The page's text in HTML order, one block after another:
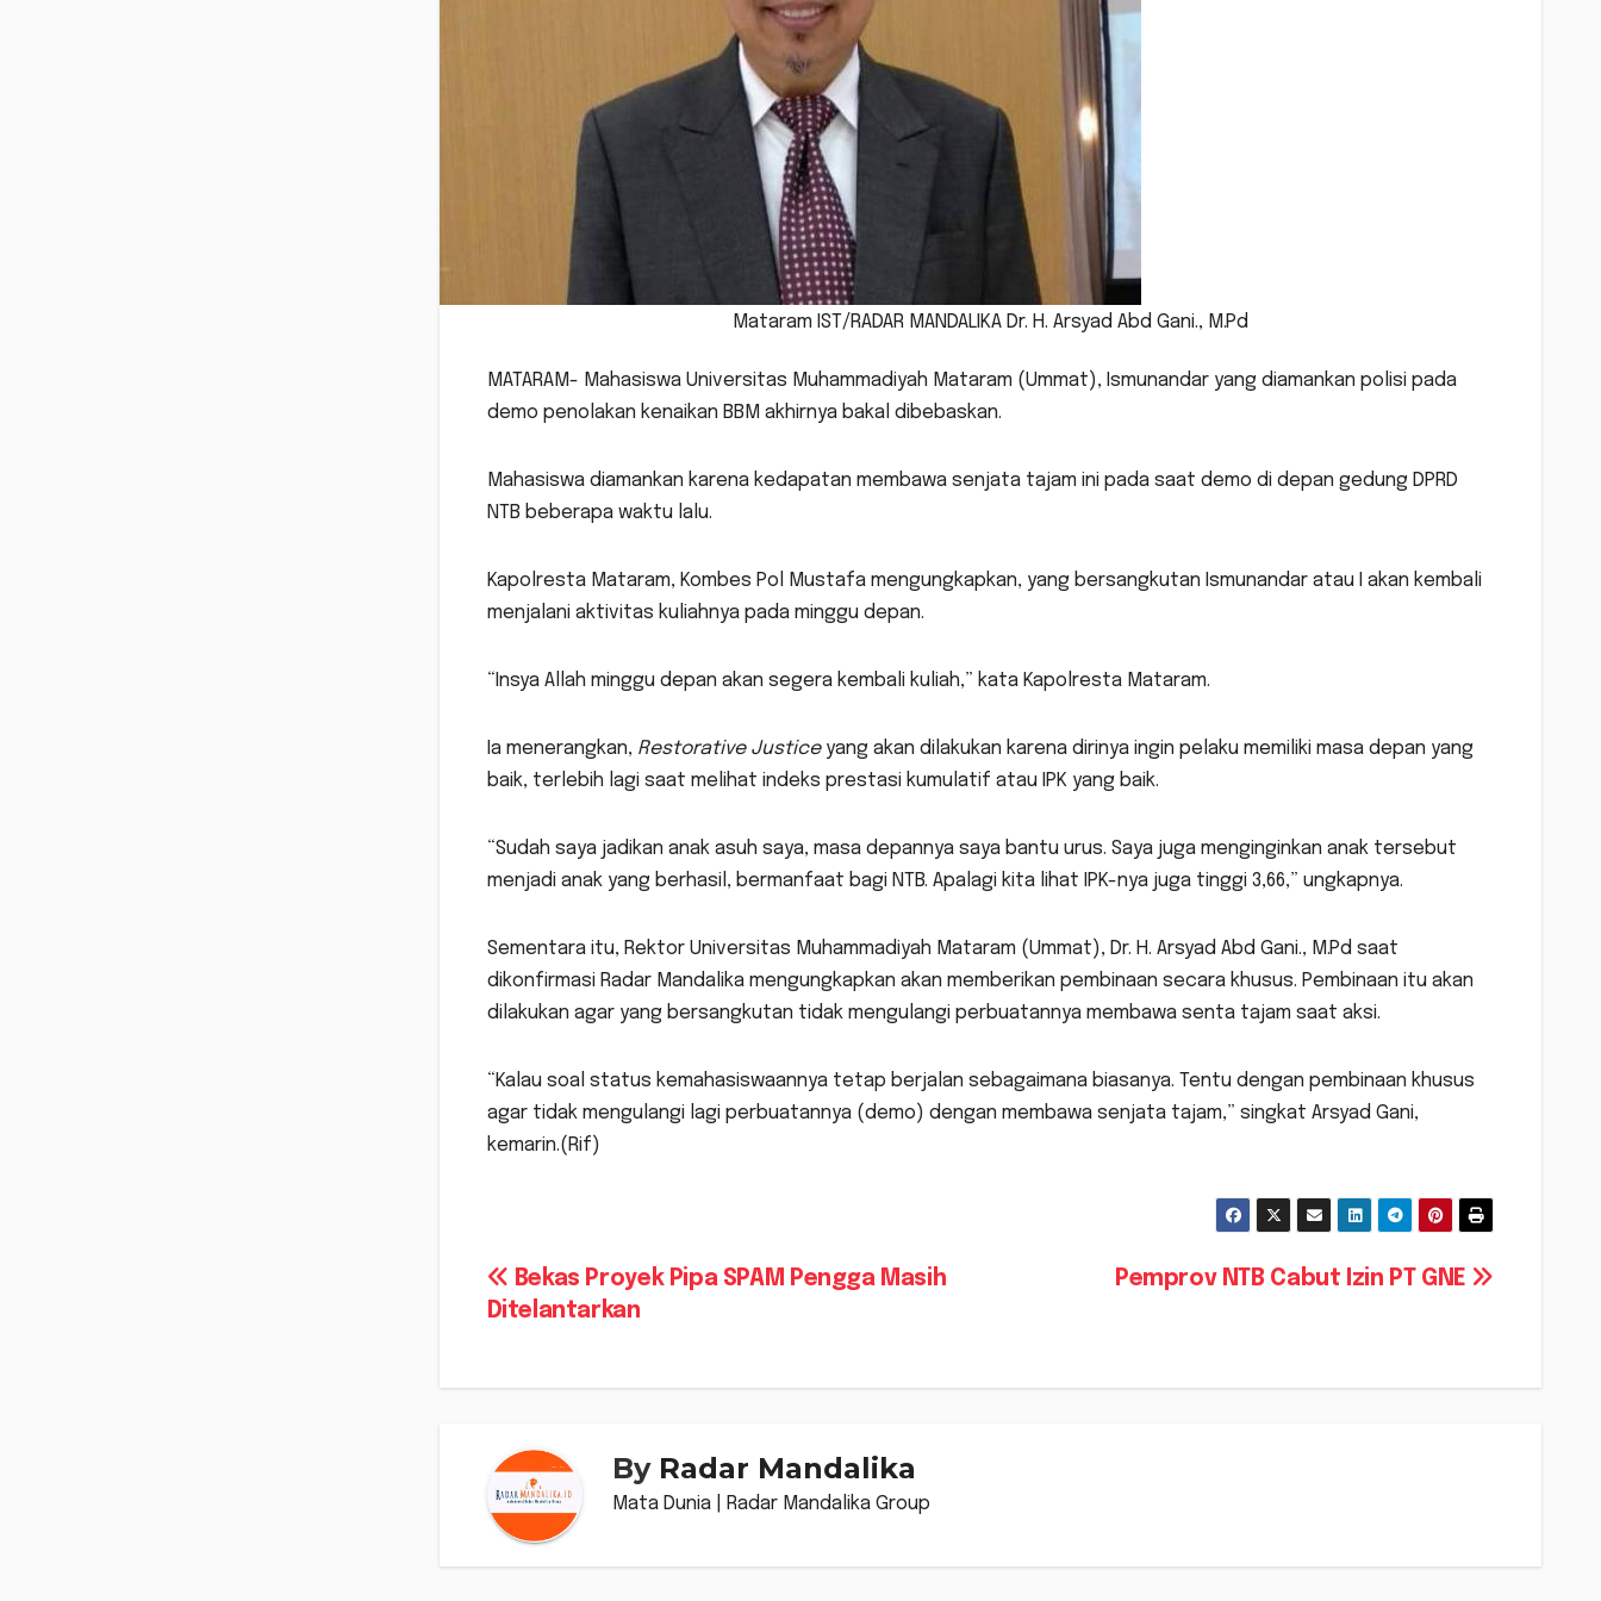
Mataram IST/RADAR MANDALIKA Dr. H. Arsyad Abd Gani., M.Pd
MATARAM- Mahasiswa Universitas Muhammadiyah Mataram (Ummat), Ismunandar yang diamankan polisi pada
demo penolakan kenaikan BBM akhirnya bakal dibebaskan.
Mahasiswa diamankan karena kedapatan membawa senjata tajam ini pada saat demo di depan gedung DPRD
NTB beberapa waktu lalu.
Kapolresta Mataram, Kombes Pol Mustafa mengungkapkan, yang bersangkutan Ismunandar atau I akan kembali
menjalani aktivitas kuliahnya pada minggu depan.
“Insya Allah minggu depan akan segera kembali kuliah,” kata Kapolresta Mataram.
Ia menerangkan, Restorative Justiceyang akan dilakukan karena dirinya ingin pelaku memiliki masa depan yang
baik, terlebih lagi saat melihat indeks prestasi kumulatif atau IPK yang baik.
“Sudah saya jadikan anak asuh saya, masa depannya saya bantu urus. Saya juga menginginkan anak tersebut
menjadi anak yang berhasil, bermanfaat bagi NTB. Apalagi kita lihat IPK-nya juga tinggi 3,66,” ungkapnya.
Sementara itu, Rektor Universitas Muhammadiyah Mataram (Ummat), Dr. H. Arsyad Abd Gani., M.Pd saat
dikonfirmasi Radar Mandalika mengungkapkan akan memberikan pembinaan secara khusus. Pembinaan itu akan
dilakukan agar yang bersangkutan tidak mengulangi perbuatannya membawa senta tajam saat aksi.
“Kalau soal status kemahasiswaannya tetap berjalan sebagaimana biasanya. Tentu dengan pembinaan khusus
agar tidak mengulangi lagi perbuatannya (demo) dengan membawa senjata tajam,” singkat Arsyad Gani,
kemarin.(Rif)
Navigasi
Pemprov NTB Cabut Izin PT GNE
Bekas Proyek Pipa SPAM Pengga Masih
Ditelantarkan
By Radar Mandalika
Mata Dunia | Radar Mandalika Group